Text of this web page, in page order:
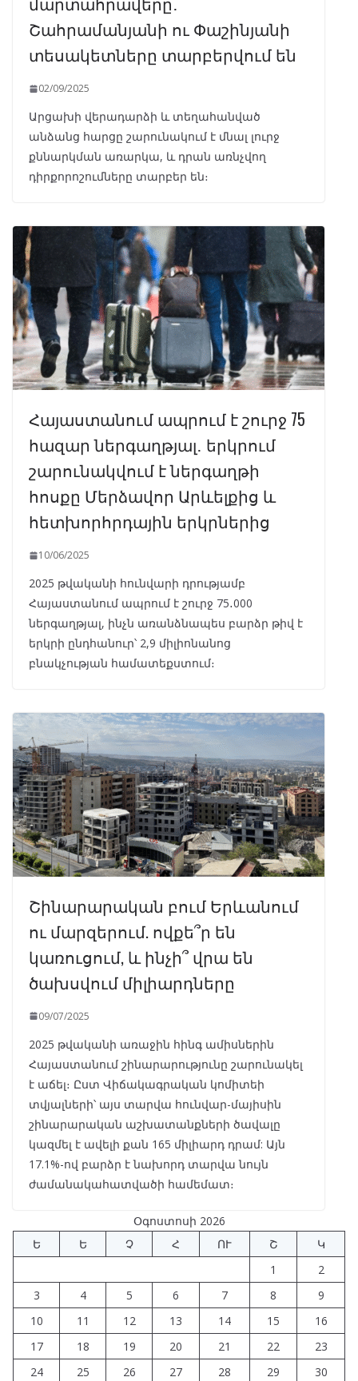
Շահրամանյանի ու Փաշինյանի
տեսակետները տարբերվում են
02/09/2025
Արցախի վերադարձի և տեղահանված
անձանց հարցը շարունակում է մնալ լուրջ
քննարկման առարկա, և դրան առնչվող
դիրքորոշումները տարբեր են։
Հայաստանում ապրում է շուրջ 75
հազար ներգաղթյալ․ երկրում
շարունակվում է ներգաղթի
հոսքը Մերձավոր Արևելքից և
հետխորհրդային երկրներից
10/06/2025
2025 թվականի հունվարի դրությամբ
Հայաստանում ապրում է շուրջ 75․000
ներգաղթյալ, ինչն առանձնապես բարձր թիվ է
երկրի ընդհանուր՝ 2,9 միլիոնանոց
բնակչության համատեքստում։
Շինարարական բում Երևանում
ու մարզերում. ովքե՞ր են
կառուցում, և ինչի՞ վրա են
ծախսվում միլիարդները
09/07/2025
2025 թվականի առաջին հինգ ամիսներին
Հայաստանում շինարարությունը շարունակել
է աճել։ Ըստ Վիճակագրական կոմիտեի
տվյալների՝ այս տարվա հունվար-մայիսին
շինարարական աշխատանքների ծավալը
կազմել է ավելի քան 165 միլիարդ դրամ: Այն
17.1%-ով բարձր է նախորդ տարվա նույն
ժամանակահատվածի համեմատ։
Օգոստոսի 2026
Ե
Ե Չ Հ ՈՒ Շ
Կ
1
2
3
4 5 6 7 8
9
10
11 12 13 14 15
16
17
18 19 20 21 22
23
24
25 26 27 28 29
30